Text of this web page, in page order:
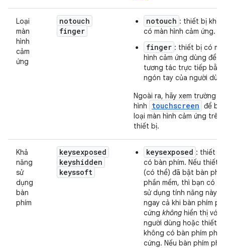
Loại
màn
hình
cảm
ứng
notouch
finger
notouch : thiết bị
có màn hình cảm ứng.
finger : thiết bị có
hình cảm ứng dùng để
tương tác trực tiếp
ngón tay của người
Ngoài ra, hãy xem trường
hình
touchscreen để
loại màn hình cảm ứng trên
thiết bị.
Khả
năng
sử
dụng
bàn
phím
keysexposed
keyshidden
keyssoft
keysexposed : thiết bị
có bàn phím. Nếu thiết
(có thể) đã bật bàn
phần mềm, thì bạn có
sử dụng tính năng này
ngay cả khi bàn phím
cứng không hiển thị với
người dùng hoặc thiết bị
không có bàn phím phần
cứng. Nếu bàn phím